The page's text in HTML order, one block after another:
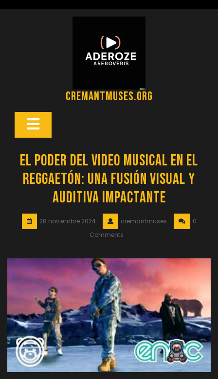
cremantmuses.org
Botón
El Poder del Video Musical en el
Reggaetón: Una Fusión Visual y
Auditiva Impactante
28 noviembre 2024 cremantmuses
0
Comments